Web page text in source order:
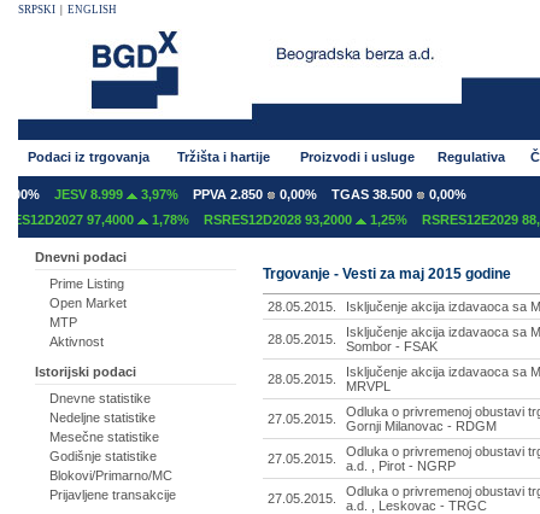
SRPSKI ENGLISH
Podaci iz trgovanja Tržišta i hartije Proizvodi i usluge Regulativa
JESV 8.999 3,97% PPVA 2.850 0,00% TGAS 38.500
0,00%
97,4000
1,78% RSRES12D2028 93,2000 1,25% RSRES12E2029
Dnevni podaci
Prime Listing
Open Market
MTP
Aktivnost
Istorijski podaci
Dnevne statistike
Nedeljne statistike
Mesečne statistike
Godišnje statistike
Blokovi/Primarno/MC
Prijavljene transakcije
Trgovanje - Vesti za maj 2015 godine
28.05.2015. Isključenje akcija izdavaoca sa
28.05.2015.
Isključenje akcija izdavaoca sa
Sombor - FSAK
28.05.2015.
Isključenje akcija izdavaoca sa
MRVPL
27.05.2015.
Odluka o privremenoj obustavi
Gornji Milanovac - RDGM
27.05.2015.
Odluka o privremenoj obustavi
a.d. , Pirot - NGRP
27.05.2015.
Odluka o privremenoj obustavi
a.d. , Leskovac - TRGC